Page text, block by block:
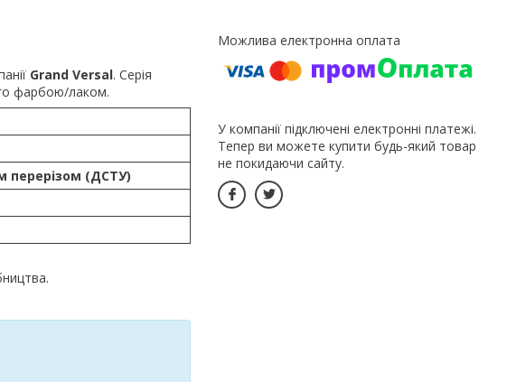
Grand Versal. Серія
фарбою/лаком.
перерізом (ДСТУ)
У компанії підключені електронні платежі.
Тепер ви можете купити будь-який товар
не покидаючи сайту.